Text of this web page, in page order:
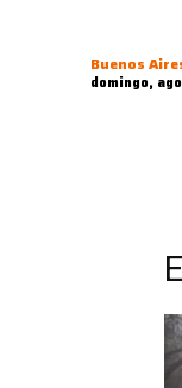
Buenos
domingo,